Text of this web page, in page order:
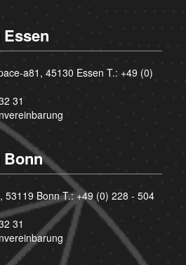
a81, 45130 Essen T.: +49 (0)
31
53119 Bonn T.:+49 (0) 228 - 504
31